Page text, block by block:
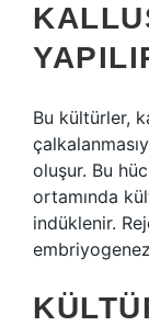
Bu kültürler,
oluşur. Bu
ortamında
indüklenir.